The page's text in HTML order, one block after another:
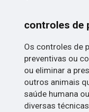
controles de
Os controles de
preventivas ou
ou eliminar a
outros animais
saúde humana
diversas